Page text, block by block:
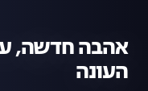
העונה